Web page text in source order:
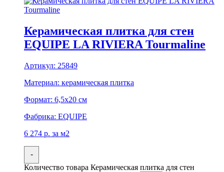
Керамическая плитка для стен
EQUIPE LA RIVIERA Tourmaline
Артикул: 25849
Материал: керамическая плитка
Формат: 6,5x20 см
Фабрика: EQUIPE
6 274 р. за м2
-
Количество товара Керамическая плитка для стен